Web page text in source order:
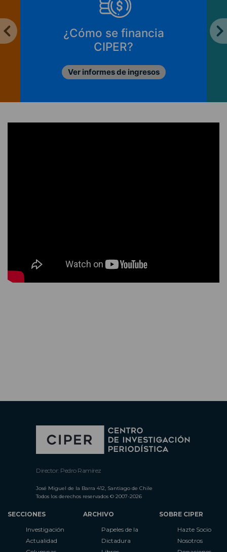
¿Cómo se financia
CIPER?
Ver informes de ingresos
Director: Pedro Ramírez
José Miguel de la Barra 412, Santiago de Chile
Todos los derechos reservados © 2007-2026
SECCIONES
Investigación
Actualidad
ARCHIVO
Papeles de la
Dictadura
SOBRE CIPER
Hazte Socio
Nosotros